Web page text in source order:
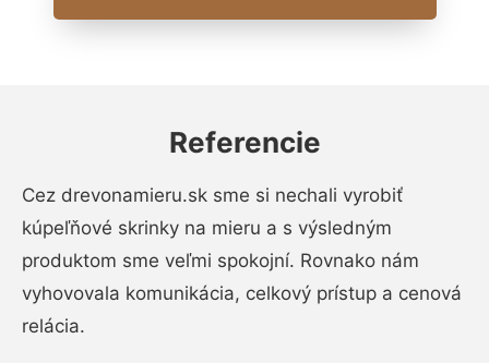
Referencie
Cez drevonamieru.sk sme si nechali vyrobiť
kúpeľňové skrinky na mieru a s výsledným
produktom sme veľmi spokojní. Rovnako nám
vyhovovala komunikácia, celkový prístup a cenová
relácia.